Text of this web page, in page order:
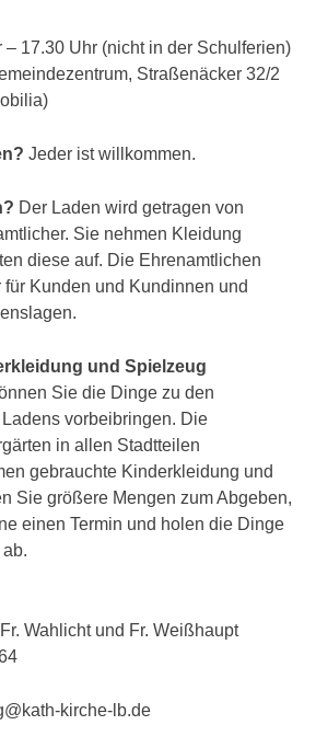
– 17.30 Uhr (nicht in der Schulferien)
Straßenäcker 32/2
Jeder ist willkommen.
Der Laden wird getragen von
Sie nehmen Kleidung
diese auf. Die Ehrenamtlichen
Kunden und Kundinnen und
und Spielzeug
Sie die Dinge zu den
vorbeibringen. Die
in allen Stadtteilen
gebrauchte Kinderkleidung und
Sie größere Mengen zum Abgeben,
einen Termin und holen die Dinge
Wahlicht und Fr. Weißhaupt
kirche-lb.de